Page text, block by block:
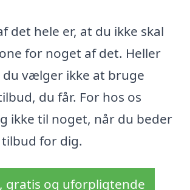
det hele er, at du ikke skal
for noget af det. Heller
du vælger ikke at bruge
du får. For hos os
ikke til noget, når du beder
for dig.
gratis og uforpligtende